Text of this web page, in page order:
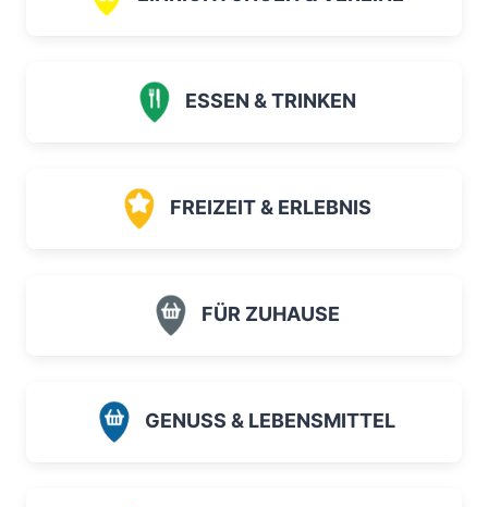
ESSEN & TRINKEN
FREIZEIT & ERLEBNIS
FÜR ZUHAUSE
GENUSS & LEBENSMITTEL